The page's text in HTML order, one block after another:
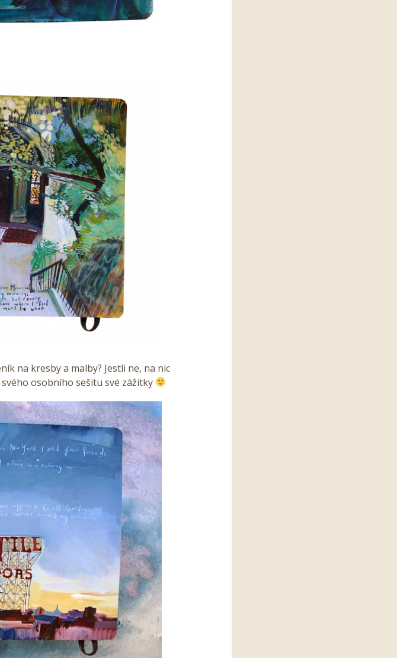
na kresby a malby? Jestli ne, na nic
osobního sešitu své zážitky